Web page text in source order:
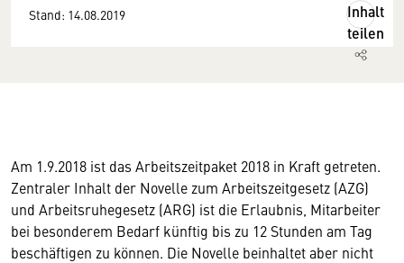
Stand: 14.08.2019
Inhalt
teilen
Am 1.9.2018 ist das Arbeitszeitpaket 2018 in Kraft getreten.
Zentraler Inhalt der Novelle zum Arbeitszeitgesetz (AZG)
und Arbeitsruhegesetz (ARG) ist die Erlaubnis, Mitarbeiter
bei besonderem Bedarf künftig bis zu 12 Stunden am Tag
beschäftigen zu können. Die Novelle beinhaltet aber nicht